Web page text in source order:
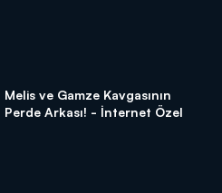
Melis ve Gamze Kavgasının
Perde Arkası! - İnternet Özel